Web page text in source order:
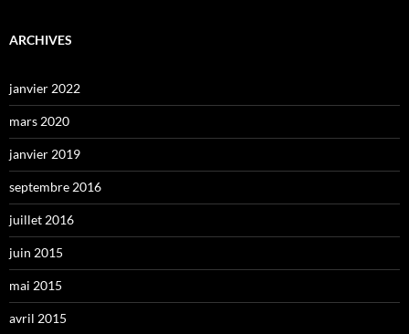
ARCHIVES
janvier 2022
mars 2020
janvier 2019
septembre 2016
juillet 2016
juin 2015
mai 2015
avril 2015